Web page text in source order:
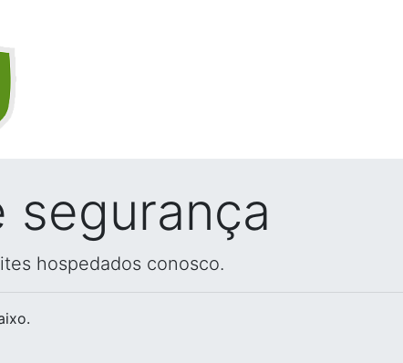
segurança
hospedados conosco.